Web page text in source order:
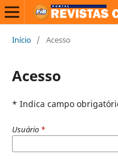
Início / Acesso
Acesso
* Indica campo
Usuário *